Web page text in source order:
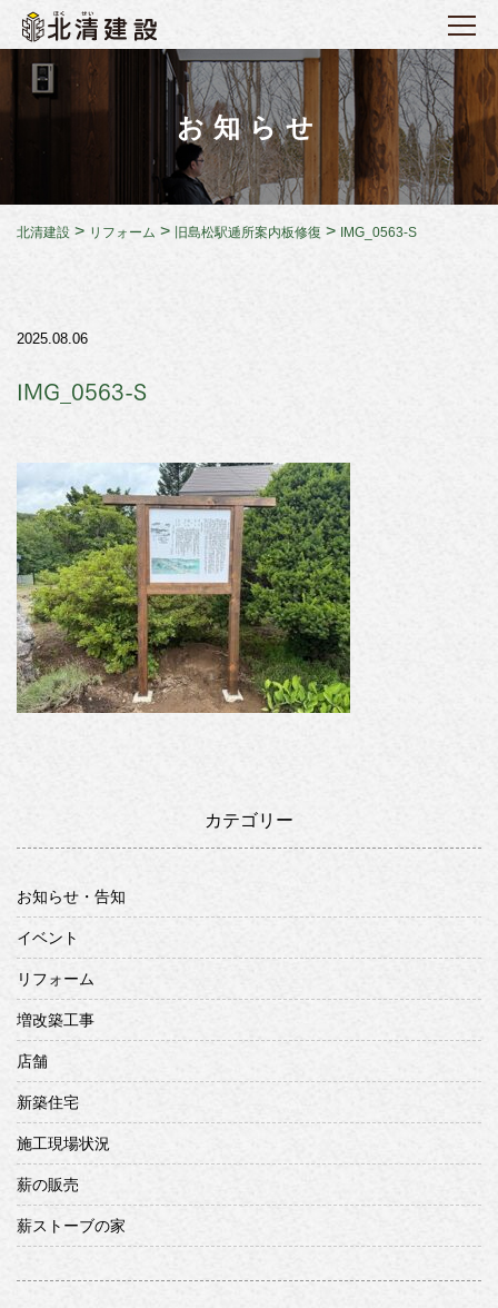
お知らせ
北清建設 > リフォーム > 旧島松駅逓所案内板修復 > IMG_0563-S
2025.08.06
IMG_0563-S
カテゴリー
お知らせ・告知
イベント
リフォーム
増改築工事
店舗
新築住宅
施工現場状況
薪の販売
薪ストーブの家